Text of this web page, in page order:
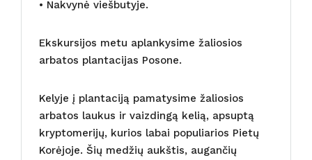
• Nakvynė viešbutyje.
Ekskursijos metu aplankysime žaliosios
arbatos plantacijas Posone.
Kelyje į plantaciją pamatysime žaliosios
arbatos laukus ir vaizdingą kelią, apsuptą
kryptomerijų, kurios labai populiarios Pietų
Korėjoje. Šių medžių aukštis, augančių